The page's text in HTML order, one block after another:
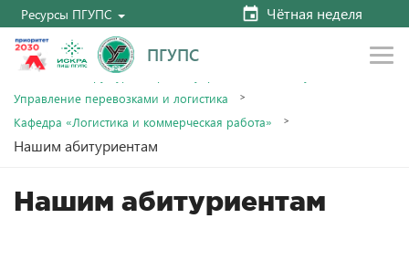
Ресурсы ПГУПС Чётная неделя
ПГУПС
Главная Структура и органы управления
Управление перевозками и логистика
Кафедра «Логистика и коммерческая работа»
Нашим абитуриентам
Нашим абитуриентам